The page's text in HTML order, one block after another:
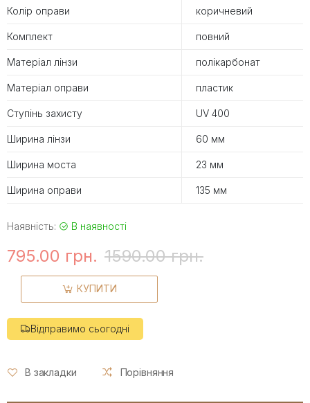
Колір оправи коричневий
Комплект повний
Матеріал лінзи полікарбонат
Матеріал оправи пластик
Ступінь захисту UV 400
Ширина лінзи 60 мм
Ширина моста 23 мм
Ширина оправи 135 мм
Наявність: В наявності
795.00 грн. 1590.00 грн.
КУПИТИ
Відправимо сьогодні
В закладки Порівняння